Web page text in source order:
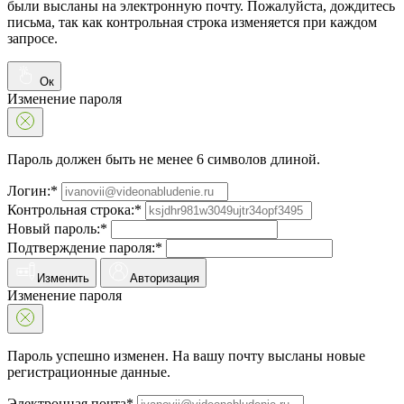
были высланы на электронную почту. Пожалуйста, дождитесь
письма, так как контрольная строка изменяется при каждом
запросе.
Ок
Изменение пароля
Пароль должен быть не менее 6 символов длиной.
Логин:*
Контрольная строка:*
Новый пароль:*
Подтверждение пароля:*
Изменить Авторизация
Изменение пароля
Пароль успешно изменен. На вашу почту высланы новые
регистрационные данные.